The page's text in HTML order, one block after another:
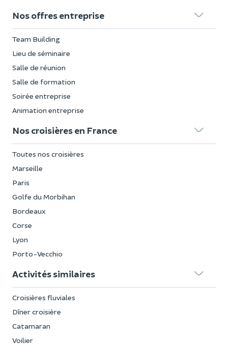
Nos offres entreprise
Team Building
Lieu de séminaire
Salle de réunion
Salle de formation
Soirée entreprise
Animation entreprise
Nos croisières en France
Toutes nos croisières
Marseille
Paris
Golfe du Morbihan
Bordeaux
Corse
Lyon
Porto-Vecchio
Activités similaires
Croisières fluviales
Dîner croisière
Catamaran
Voilier